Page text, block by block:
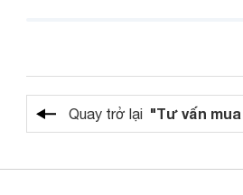
Quay trở lại "Tư vấn